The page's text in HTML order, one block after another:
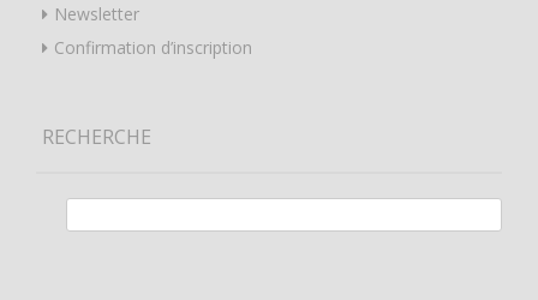
Newsletter
Confirmation d’inscription
RECHERCHE